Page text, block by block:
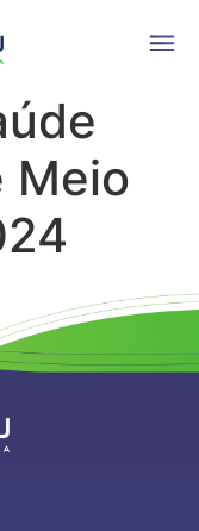
de
Meio